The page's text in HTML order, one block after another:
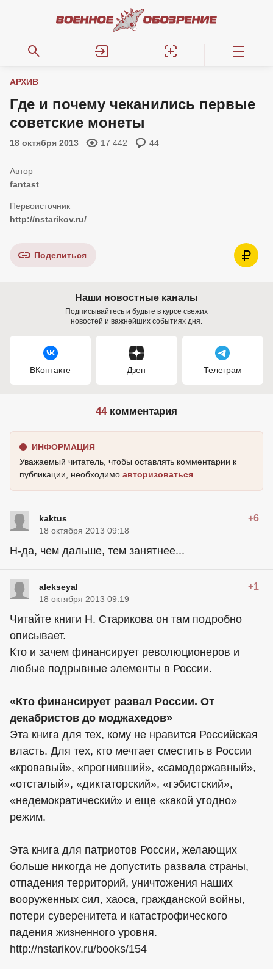
АРХИВ
Где и почему чеканились первые
советские монеты
18 октября 2013 17 442 44
fantast
http://nstarikov.ru/
Поделиться
Наши новостные каналы
Подписывайтесь и будьте в курсе свежих
новостей и важнейших событиях дня.
ВКонтакте Дзен Телеграм
44комментария
ИНФОРМАЦИЯ
Уважаемый читатель, чтобы оставлять комментарии к
публикации, необходимо авторизоваться
kaktus +6
18 октября 2013 09:18
Н-да, чем дальше, тем занятнее...
alekseyal +1
18 октября 2013 09:19
Читайте книги Н. Старикова он там подробно
описывает.
Кто и зачем финансирует революционеров и
любые подрывные элементы в России.
«Кто финансирует развал России. От
декабристов до моджахедов»
Эта книга для тех, кому не нравится Российская
власть. Для тех, кто мечтает сместить в России
«кровавый», «прогнивший», «самодержавный»,
«отсталый», «диктаторский», «гэбистский»,
«недемократический» и еще «какой угодно»
режим.
Эта книга для патриотов России, желающих
больше никогда не допустить развала страны,
отпадения территорий, уничтожения наших
вооруженных сил, хаоса, гражданской войны,
потери суверенитета и катастрофического
падения жизненного уровня.
http://nstarikov.ru/books/154